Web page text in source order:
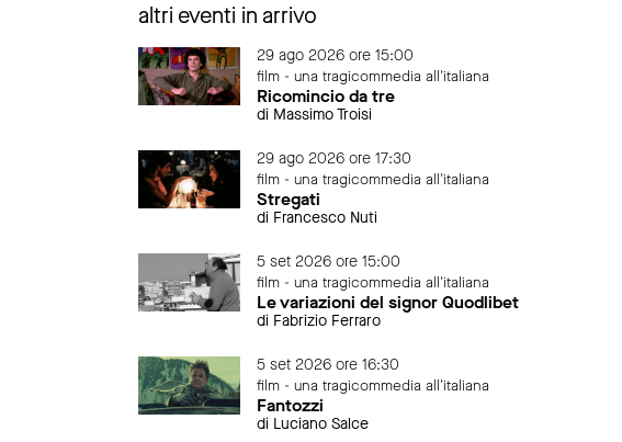
altri eventi in arrivo
29 ago 2026 ore 15:00
film - una tragicommedia all'italiana
Ricomincio da tre
di Massimo Troisi
29 ago 2026 ore 17:30
film - una tragicommedia all'italiana
Stregati
di Francesco Nuti
5 set 2026 ore 15:00
film - una tragicommedia all'italiana
Le variazioni del signor Quodlibet
di Fabrizio Ferraro
5 set 2026 ore 16:30
film - una tragicommedia all'italiana
Fantozzi
di Luciano Salce